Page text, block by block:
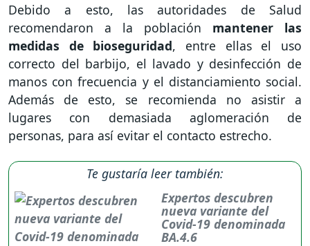
Debido a esto, las autoridades de Salud
recomendaron a la población mantener las
medidas de bioseguridad, entre ellas el uso
correcto del barbijo, el lavado y desinfección de
manos con frecuencia y el distanciamiento social.
Además de esto, se recomienda no asistir a
lugares con demasiada aglomeración de
personas, para así evitar el contacto estrecho.
Te gustaría leer también:
Expertos descubren
nueva variante del
Covid-19 denominada
BA.4.6